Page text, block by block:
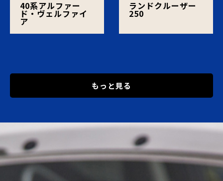
40系アルファー
ド・ヴェルファイ
ア
ランドクルーザー
250
もっと見る